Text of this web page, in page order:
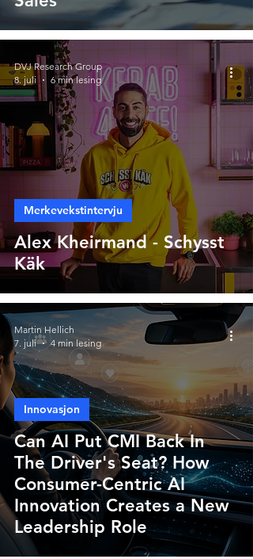
Alex Kheirmand - Schysst
Käk
Merkevekstintervju
DVJ Research Group
8. juli
6 min lesing
Can AI Put CMI Back In
The Driver's Seat? How
Consumer-Centric AI
Innovation Creates a New
Leadership Role
Innovasjon
Martin Hellich
7. juli
4 min lesing